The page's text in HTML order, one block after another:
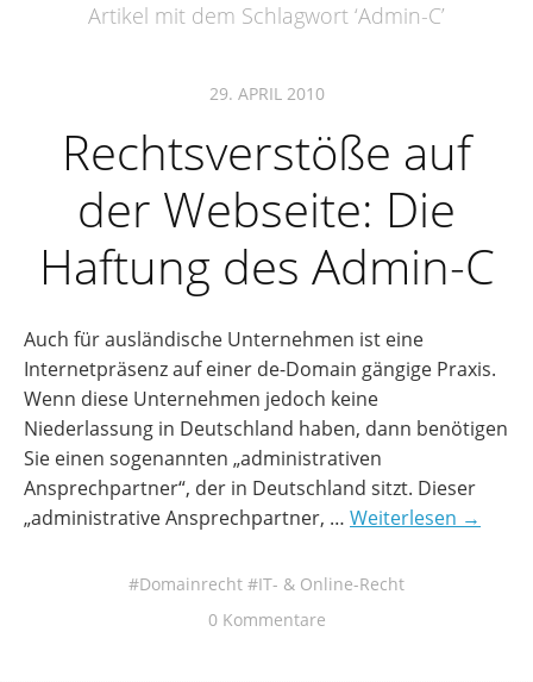
Artikel mit dem Schlagwort ‘Admin-C’
29. APRIL 2010
Rechtsverstöße auf
der Webseite: Die
Haftung des Admin-C
Auch für ausländische Unternehmen ist eine
Internetpräsenz auf einer de-Domain gängige Praxis.
Wenn diese Unternehmen jedoch keine
Niederlassung in Deutschland haben, dann benötigen
Sie einen sogenannten „administrativen
Ansprechpartner“, der in Deutschland sitzt. Dieser
„administrative Ansprechpartner, … Weiterlesen →
Domainrecht
IT- & Online-Recht
0 Kommentare